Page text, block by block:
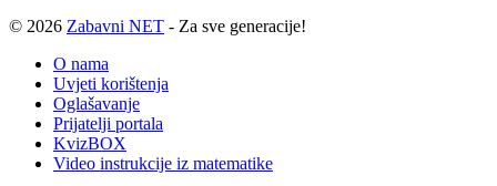
© 2026 Zabavni NET - Za sve generacije!
O nama
Uvjeti korištenja
Oglašavanje
Prijatelji portala
KvizBOX
Video instrukcije iz matematike